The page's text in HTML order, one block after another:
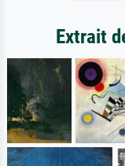
Extrait